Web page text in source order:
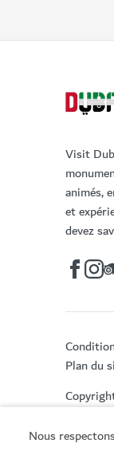
Nous
Visit
animés,
et
devez
Plan du